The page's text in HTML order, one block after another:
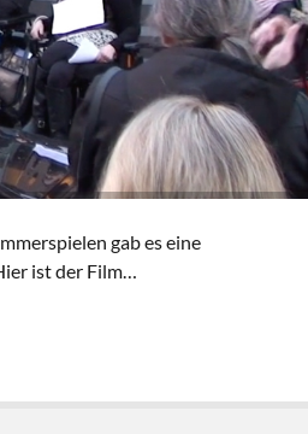
gab es eine
ist der Film…